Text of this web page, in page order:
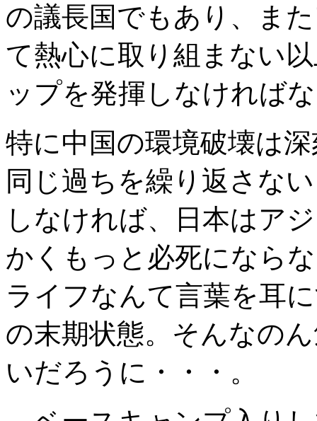
の議長国でもあり、ま
て熱心に取り組まない
ップを発揮しなければ
特に中国の環境破壊は
同じ過ちを繰り返さな
しなければ、日本はア
かくもっと必死になら
ライフなんて言葉を耳
の末期状態。そんなの
いだろうに・・・。